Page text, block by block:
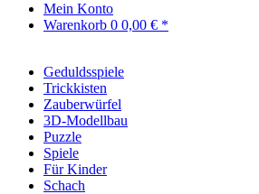
Mein Konto
Warenkorb 0 0,00 € *
Geduldsspiele
Trickkisten
Zauberwürfel
3D-Modellbau
Puzzle
Spiele
Für Kinder
Schach